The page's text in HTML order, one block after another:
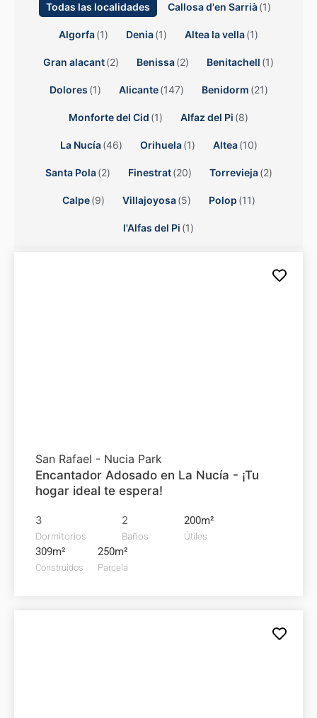
Todas las localidades Callosa d'en Sarrià(1)
Algorfa(1) Denia(1) Altea la vella(1)
Gran alacant(2) Benissa(2) Benitachell (1)
Dolores (1) Alicante (147) Benidorm (21)
Monforte del Cid (1) Alfaz del Pi (8)
La Nucía (46) Orihuela (1) Altea (10)
Santa Pola (2) Finestrat (20) Torrevieja (2)
Calpe (9) Villajoyosa (5) Polop (11)
l'Alfas del Pi (1)
San Rafael - Nucia Park
Encantador Adosado en La Nucía - ¡Tu
hogar ideal te espera!
3
Dormitorios
2
Baños
200m²
Útiles
309m²
Construidos
250m²
Parcela